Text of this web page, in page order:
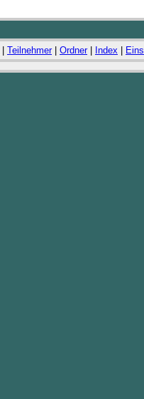
Teilnehmer| Ordner| Index